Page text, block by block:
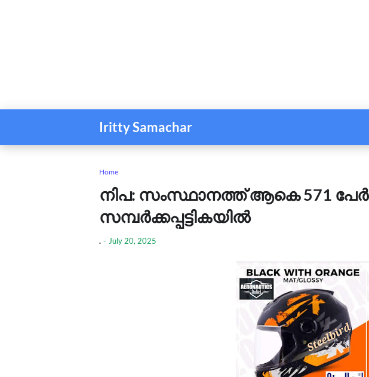
Iritty Samachar
Home
നിപ: സംസ്ഥാനത്ത് ആകെ 571 പേര്‍
സമ്പര്‍ക്കപ്പട്ടികയില്‍
. - July 20, 2025